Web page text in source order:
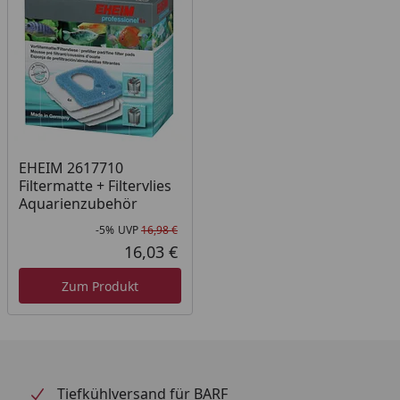
Mehrfach verwendbar
Für Süß- und Meerwasser geeignet
EHEIM 2617710
Filtermatte + Filtervlies
Aquarienzubehör
Rabatt in Prozent
-5%
Ursprünglicher Preis
UVP16,98 €
Aktueller Preis
16,03 €
Zum Produkt
Tiefkühlversand für BARF